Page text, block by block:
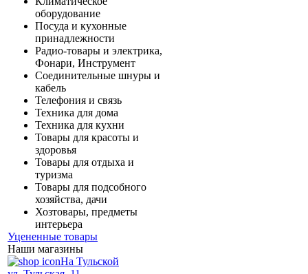
оборудование
Посуда и кухонные
принадлежности
Радио-товары и электрика,
Фонари, Инструмент
Соединительные шнуры и
кабель
Телефония и связь
Техника для дома
Техника для кухни
Товары для красоты и
здоровья
Товары для отдыха и
туризма
Товары для подсобного
хозяйства, дачи
Хозтовары, предметы
интерьера
Уцененные товары
Наши магазины
На Тульской